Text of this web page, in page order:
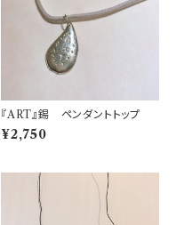
『ART』錫 ペンダントトップ
¥2,750